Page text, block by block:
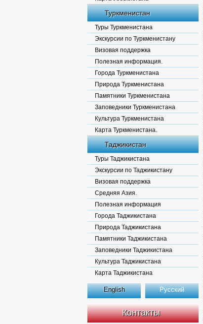
Туркменистан
Туры Туркменистана
Экскурсии по Туркменистану
Визовая поддержка
Полезная информация.
Города Туркменистана
Природа Туркменистана
Памятники Туркменистана
Заповедники Туркменистана
Культура Туркменистана
Карта Туркменистана.
Таджикистан
Туры Таджикистана
Экскурсии по Таджикистану
Визовая поддержка
Средняя Азия.
Полезная информация
Города Таджикистана
Природа Таджикистана
Памятники Таджикистана
Заповедники Таджикистана
Культура Таджикистана
Карта Таджикистана
English Русский
Контакты